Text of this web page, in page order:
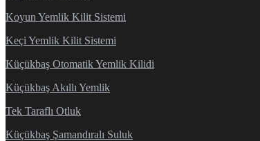
Koyun Yemlik Kilit Sistemi
Keçi Yemlik Kilit Sistemi
Küçükbaş Otomatik Yemlik Kilidi
Küçükbaş Akıllı Yemlik
Tek Taraflı Otluk
Küçükbaş Şamandıralı Suluk